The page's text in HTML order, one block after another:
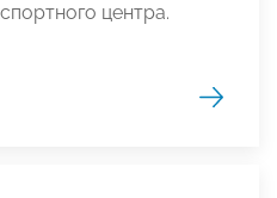
центра.